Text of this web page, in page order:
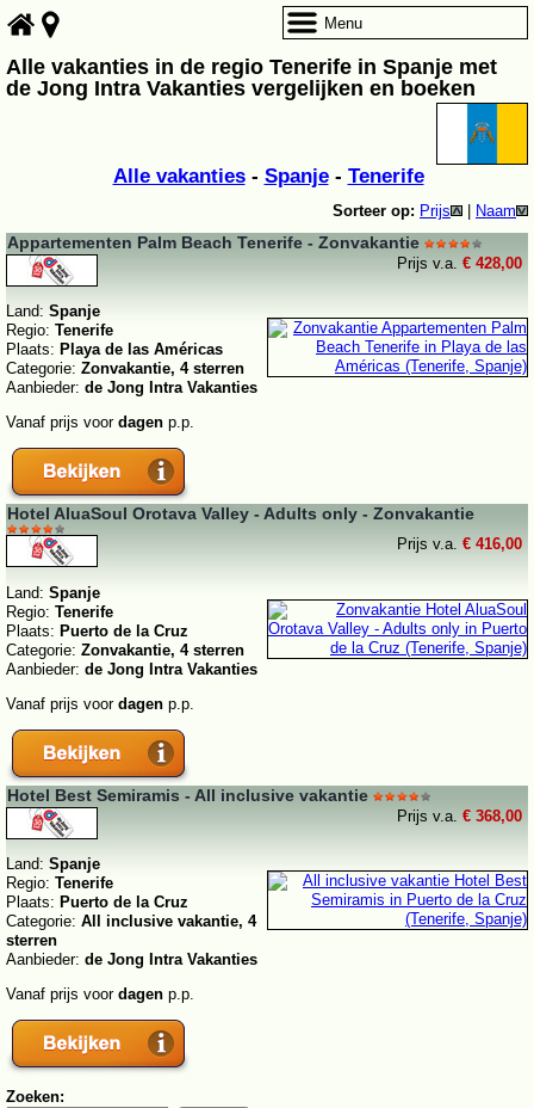
Alle vakanties in de regio Tenerife in Spanje met
de Jong Intra Vakanties vergelijken en boeken
Alle vakanties- Spanje- Tenerife
Sorteer op: Prijs Naam
Appartementen Palm Beach Tenerife - Zonvakantie
Prijs v.a. € 428,00
Land: Spanje
Regio: Tenerife
Plaats: Playa de las Américas
Categorie: Zonvakantie, 4 sterren
Aanbieder: de Jong Intra Vakanties
Vanaf prijs voor dagen p.p.
Hotel AluaSoul Orotava Valley - Adults only - Zonvakantie
Prijs v.a. € 416,00
Land: Spanje
Regio: Tenerife
Plaats: Puerto de la Cruz
Categorie: Zonvakantie, 4 sterren
Aanbieder: de Jong Intra Vakanties
Vanaf prijs voor dagen p.p.
Hotel Best Semiramis - All inclusive vakantie
Prijs v.a. € 368,00
Land: Spanje
Regio: Tenerife
Plaats: Puerto de la Cruz
Categorie: All inclusive vakantie, 4
sterren
Aanbieder: de Jong Intra Vakanties
Vanaf prijs voor dagen p.p.
Zoeken:
Menu